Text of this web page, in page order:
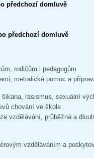
předchozí domluvě
předchozí domluvě
rodičům i pedagogům
metodická pomoc a
rasismus, sexuální
chování ve škole
vzdělávání, průběžná a
vzděláváním a